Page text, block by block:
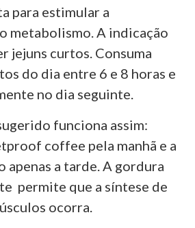
para estimular a
metabolismo. A indicação
jejuns curtos. Consuma
do dia entre 6 e 8 horas e
no dia seguinte.
funciona assim:
coffee pela manhã e a
apenas a tarde. A gordura
permite que a síntese de
ocorra.